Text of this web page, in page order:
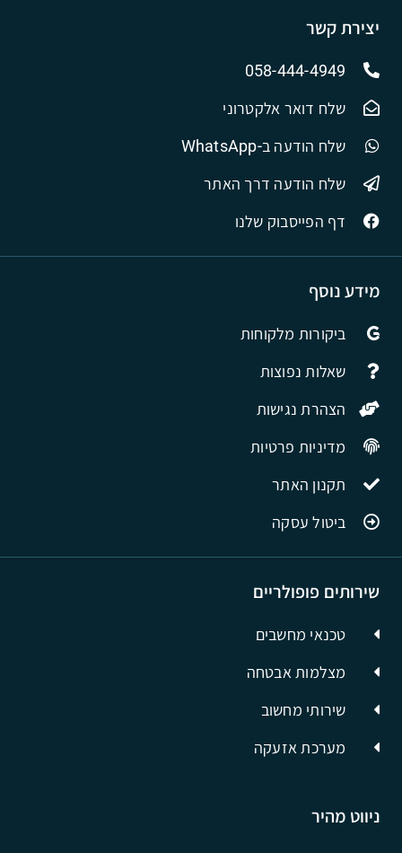
ניווט מהיר
שירותים פופולריים
טכנאי מחשבים
מצלמות אבטחה
שירותי מחשוב
מערכת אזעקה
מידע נוסף
ביקורות מלקוחות
שאלות נפוצות
הצהרת נגישות
מדיניות פרטיות
תקנון האתר
ביטול עסקה
יצירת קשר
058-444-4949
שלח דואר אלקטרוני
שלח הודעה ב-WhatsApp
שלח הודעה דרך האתר
דף הפייסבוק שלנו